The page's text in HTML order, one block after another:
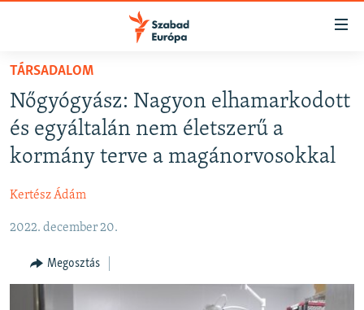
Akadálymentes
Ugrás
fő
oldalra
Ugrás
tartalomjegyzékre
AKTUÁLIS
PODCASTOK
ELEMZŐ
NER15
SZABADON
TÁRSADALOM
Nőgyógyász: Nagyon elhamarkodott
és egyáltalán nem életszerű a
kormány terve a magánorvosokkal
Kertész Ádám
2022. december 20.
Megosztás
FELIRATKOZÁS